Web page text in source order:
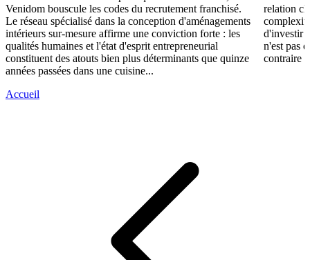
Venidom bouscule les codes du recrutement franchisé.
Le réseau spécialisé dans la conception d'aménagements
intérieurs sur-mesure affirme une conviction forte : les
qualités humaines et l'état d'esprit entrepreneurial
constituent des atouts bien plus déterminants que quinze
années passées dans une cuisine...
relation
d'investir
n'est pas
contraire
Accueil